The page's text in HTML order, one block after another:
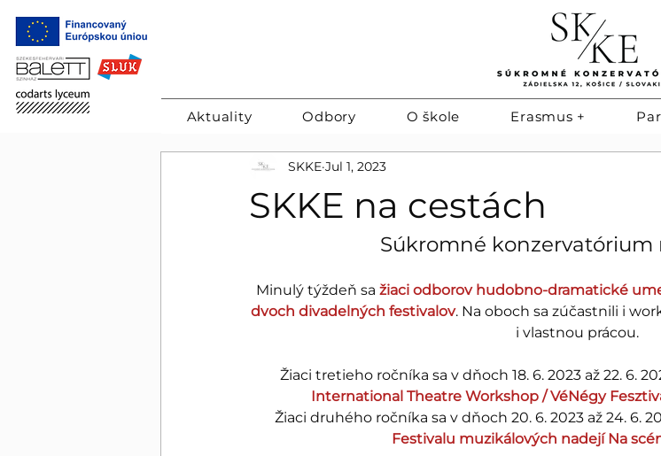
Aktuality Odbory O škole Erasmus +
SKKE na cestách
SKKE Jul 1, 2023
Súkromné konzervatórium
Minulý týždeň sa žiaci odborov hudobno-dramatické
dvoch divadelných festivalov. Na oboch sa zúčastnili i
i vlastnou prácou.
Žiaci tretieho ročníka sa v dňoch 18. 6. 2023 až 22. 6.
International Theatre Workshop / VéNégy
Žiaci druhého ročníka sa v dňoch 20. 6. 2023 až 24. 6.
Festivalu muzikálových nadejí Na